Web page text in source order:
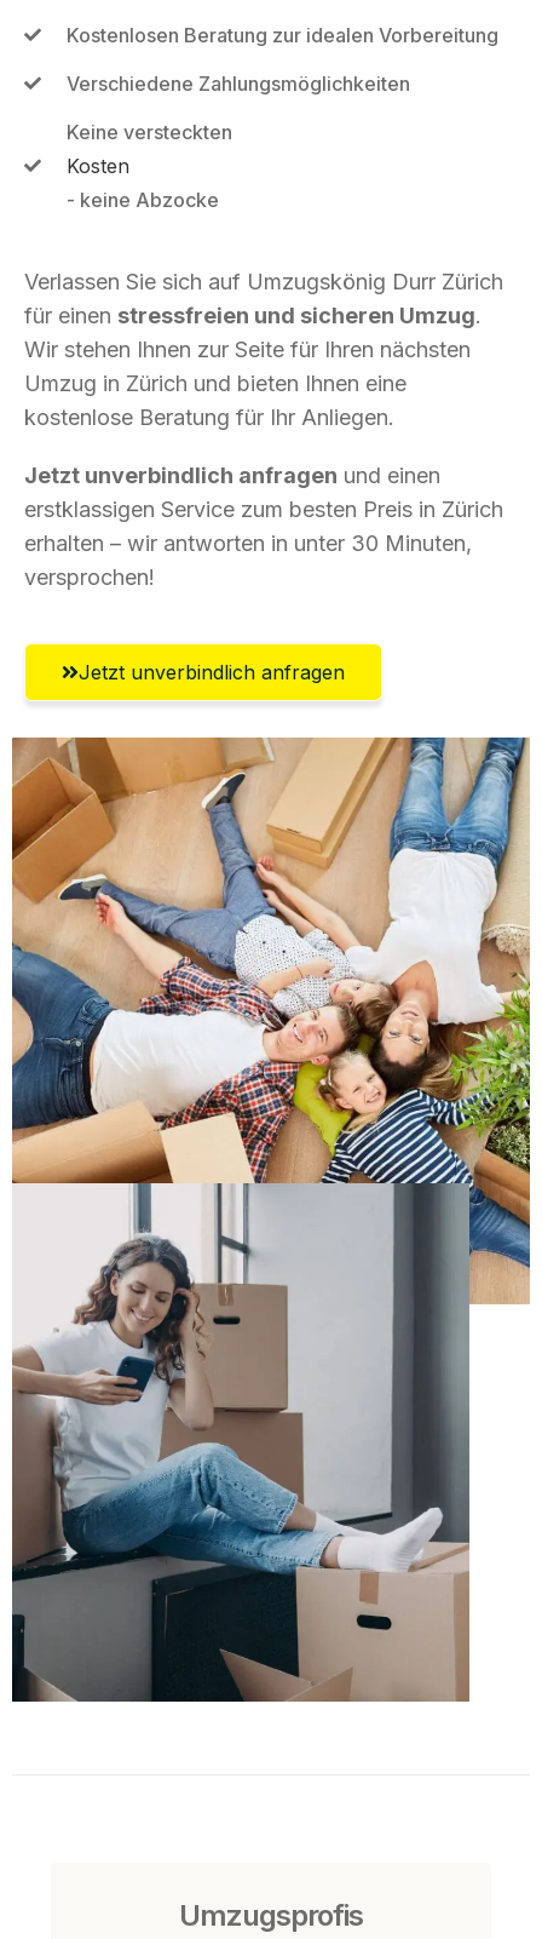
Kostenlosen Beratung zur idealen Vorbereitung
Verschiedene Zahlungsmöglichkeiten
Keine versteckten
Kosten
- keine Abzocke
Verlassen Sie sich auf Umzugskönig Durr Zürich
für einen stressfreien und sicheren Umzug.
Wir stehen Ihnen zur Seite für Ihren nächsten
Umzug in Zürich und bieten Ihnen eine
kostenlose Beratung für Ihr Anliegen.
Jetzt unverbindlich anfragen und einen
erstklassigen Service zum besten Preis in Zürich
erhalten – wir antworten in unter 30 Minuten,
versprochen!
Jetzt unverbindlich anfragen
Umzugsprofis